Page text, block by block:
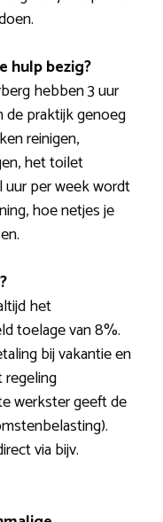
hulp bezig?
hebben 3 uur
de praktijk genoeg
reinigen,
het toilet
per week wordt
hoe netjes je
het
toelage van 8%.
bij vakantie en
werkster geeft de
via bijv.